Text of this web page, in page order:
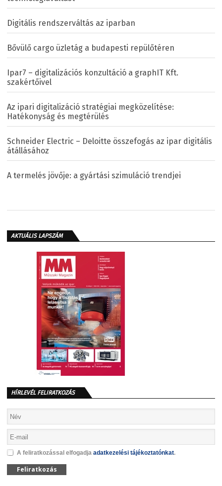
Digitális rendszerváltás az iparban
Bővülő cargo üzletág a budapesti repülőtéren
Ipar7 – digitalizációs konzultáció a graphIT Kft.
szakértőivel
Az ipari digitalizáció stratégiai megközelítése:
Hatékonyság és megtérülés
Schneider Electric – Deloitte összefogás az ipar digitális
átállásához
A termelés jövője: a gyártási szimuláció trendjei
AKTUÁLIS LAPSZÁM
HÍRLEVÉL FELIRATKOZÁS
A feliratkozással elfogadja adatkezelési tájékoztatónkat.
Feliratkozás